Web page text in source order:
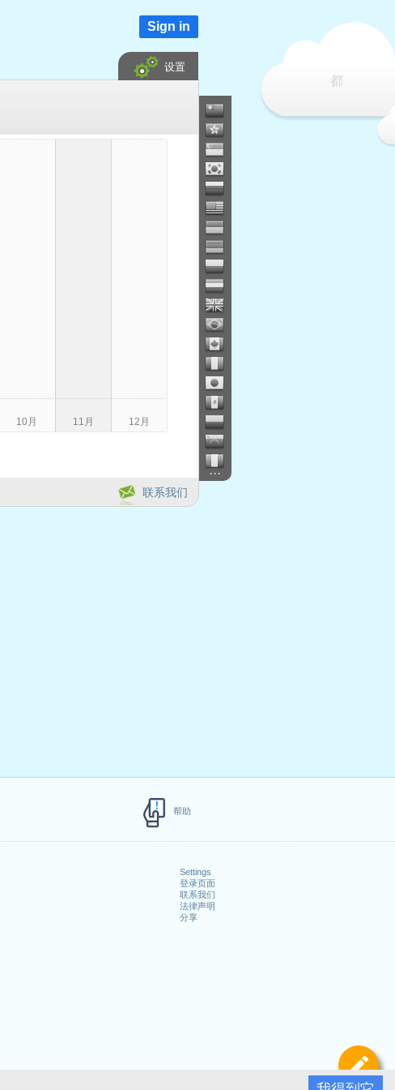
帮助
Settings
登录页面
联系我们
法律声明
分享
定
都
Sign in
设置
...
联系我们
10月 11月 12月